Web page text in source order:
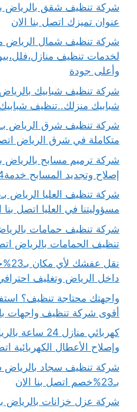
عنوان تميزك اتصل بنا الان
لخدمات تنظيف
وأعلى جودة
شبابيك منزلك..تنظيف
متكاملة في شرق الرياض
إصلاح وتجديد المسابح خدمة24 ساعة
مسؤوليتنا في العليا اتصل بنا
تنظيف الحمامات بالرياض
داخل الرياض وتغليف
أقوى شركة تنظيف واجهات
وإصلاح الأعطال الكهربائية
شركة تنظيف سجاد
بـ23%خصم اتصل بنا الان